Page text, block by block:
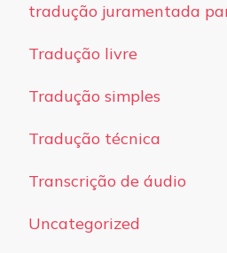
tradução juramentada
Tradução livre
Tradução simples
Tradução técnica
Transcrição de áudio
Uncategorized